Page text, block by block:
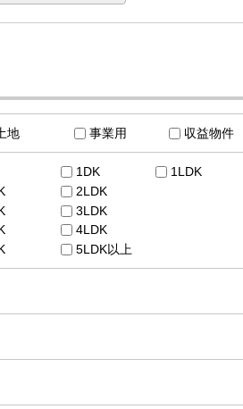
地 事業用 収益物件
1DK
1LDK
2LDK
3LDK
4LDK
5LDK以上